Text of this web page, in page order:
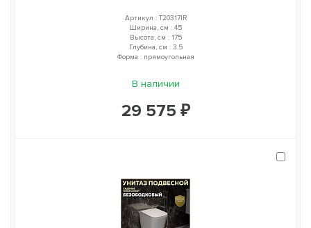
Артикул : T20317IR
Ширина, см : 45
Высота, см : 175
Глубина, см : 3.5
Форма : прямоугольная
В наличии
29 575 ₽